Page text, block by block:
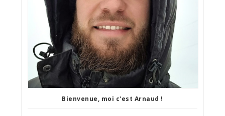
Bienvenue, moi c'est Arnaud !